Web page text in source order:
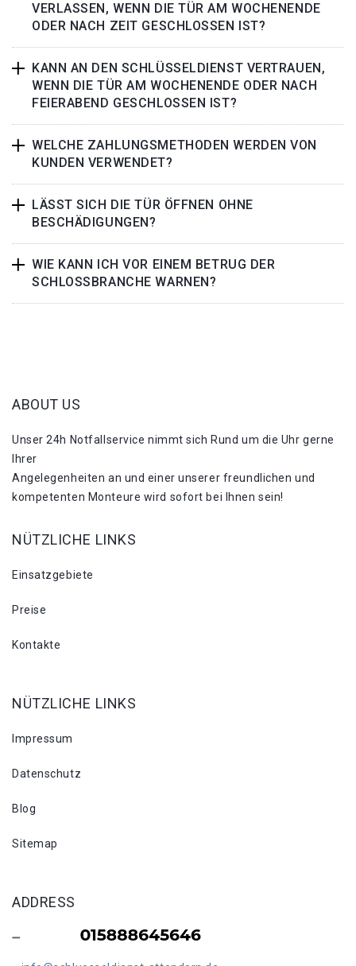
VERLASSEN, WENN DIE TÜR AM WOCHENENDE
ODER NACH ZEIT GESCHLOSSEN IST?
KANN AN DEN SCHLÜSSELDIENST VERTRAUEN,
WENN DIE TÜR AM WOCHENENDE ODER NACH
FEIERABEND GESCHLOSSEN IST?
WELCHE ZAHLUNGSMETHODEN WERDEN VON
KUNDEN VERWENDET?
LÄSST SICH DIE TÜR ÖFFNEN OHNE
BESCHÄDIGUNGEN?
WIE KANN ICH VOR EINEM BETRUG DER
SCHLOSSBRANCHE WARNEN?
ABOUT US
Unser 24h Notfallservice nimmt sich Rund um die Uhr gerne
Ihrer
Angelegenheiten an und einer unserer freundlichen und
kompetenten Monteure wird sofort bei Ihnen sein!
NÜTZLICHE LINKS
Einsatzgebiete
Preise
Kontakte
NÜTZLICHE LINKS
Impressum
Datenschutz
Blog
Sitemap
ADDRESS